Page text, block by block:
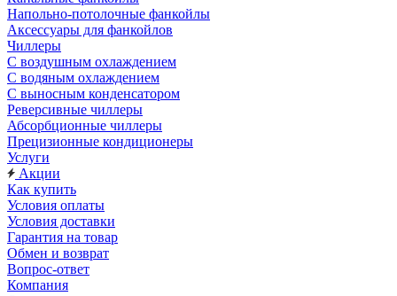
Напольно-потолочные фанкойлы
Аксессуары для фанкойлов
Чиллеры
С воздушным охлаждением
С водяным охлаждением
С выносным конденсатором
Реверсивные чиллеры
Абсорбционные чиллеры
Прецизионные кондиционеры
Услуги
Акции
Как купить
Условия оплаты
Условия доставки
Гарантия на товар
Обмен и возврат
Вопрос-ответ
Компания